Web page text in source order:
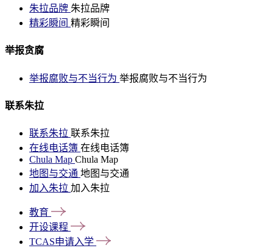
朱拉品牌 朱拉品牌
精彩瞬间 精彩瞬间
举报贪腐
举报腐败与不当行为 举报腐败与不当行为
联系朱拉
联系朱拉 联系朱拉
在线电话簿 在线电话簿
Chula Map Chula Map
地图与交通 地图与交通
加入朱拉 加入朱拉
教育
开设课程
TCAS申请入学